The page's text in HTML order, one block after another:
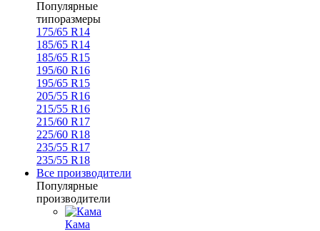
Популярные
типоразмеры
175/65 R14
185/65 R14
185/65 R15
195/60 R16
195/65 R15
205/55 R16
215/55 R16
215/60 R17
225/60 R18
235/55 R17
235/55 R18
Все производители
Популярные
производители
Кама